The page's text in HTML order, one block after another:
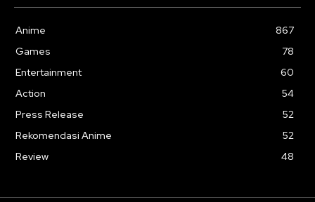
Anime
867
Games
78
Entertainment
60
Action
54
Press Release
52
Rekomendasi Anime
52
Review
48